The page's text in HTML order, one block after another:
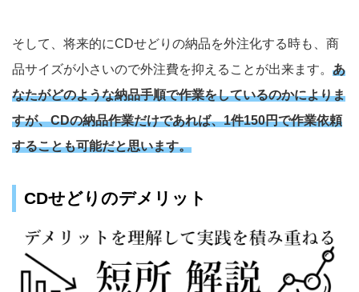
そして、将来的にCDせどりの納品を外注化する時も、商
品サイズが小さいので外注費を抑えることが出来ます。 あ
なたがどのような納品手順で作業をしているのかによりま
すが、CDの納品作業だけであれば、1件150円で作業依頼
することも可能だと思います。
CDせどりのデメリット